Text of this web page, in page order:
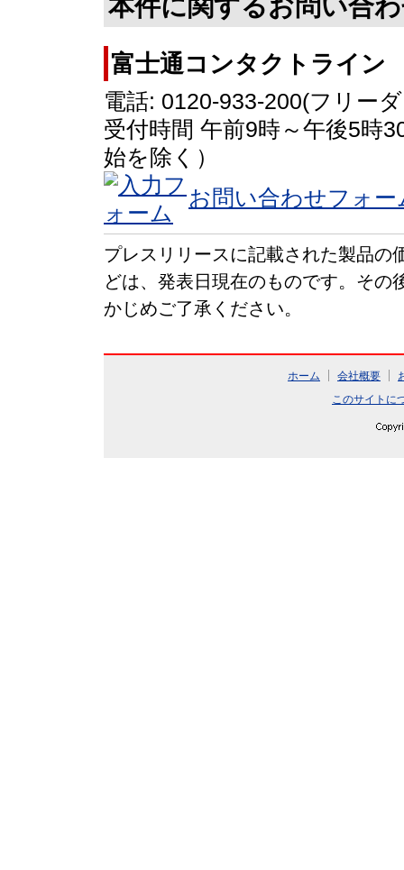
本件に関するお問い合
富士通コンタクトライン
電話: 0120-933-200(フリー
受付時間 午前9時～午後5時
始を除く）
お問い合わせフォー
プレスリリースに記載された製品の
どは、発表日現在のものです。そ
かじめご了承ください。
ホーム 会社概要
このサイトに